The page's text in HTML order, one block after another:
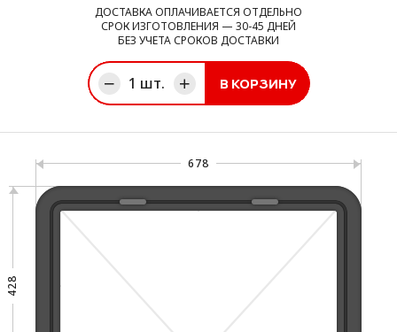
ДОСТАВКА ОПЛАЧИВАЕТСЯ ОТДЕЛЬНО
СРОК ИЗГОТОВЛЕНИЯ — 30-45 ДНЕЙ
БЕЗ УЧЕТА СРОКОВ ДОСТАВКИ
1 шт. В КОРЗИНУ
678
428